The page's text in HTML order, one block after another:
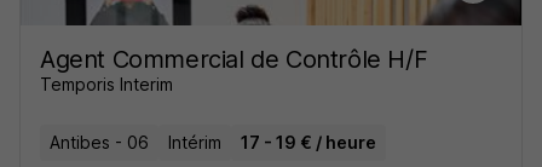
Agent Commercial de Contrôle H/F
Temporis Interim
Antibes - 06 Intérim 17 - 19 € / heure